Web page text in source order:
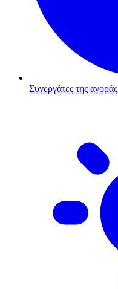
Συνεργάτες της αγοράς